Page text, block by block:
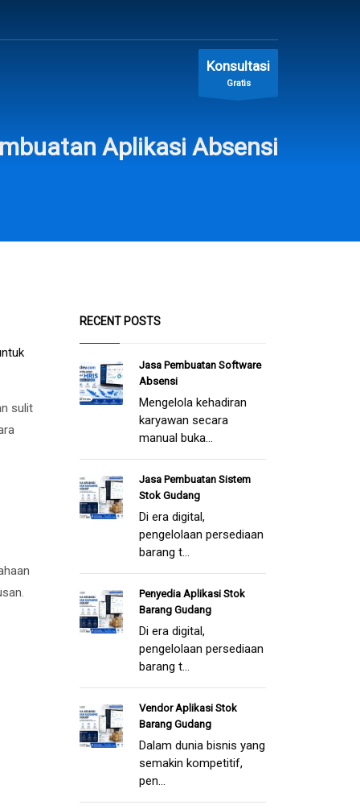
Konsultasi
Gratis
Aplikasi Absensi
sulit
RECENT POSTS
Jasa Pembuatan Software
Absensi
Mengelola kehadiran
karyawan secara
manual buka...
Jasa Pembuatan Sistem
Stok Gudang
Di era digital,
pengelolaan persediaan
barang t...
Penyedia Aplikasi Stok
Barang Gudang
Di era digital,
pengelolaan persediaan
barang t...
Vendor Aplikasi Stok
Barang Gudang
Dalam dunia bisnis yang
semakin kompetitif,
pen...